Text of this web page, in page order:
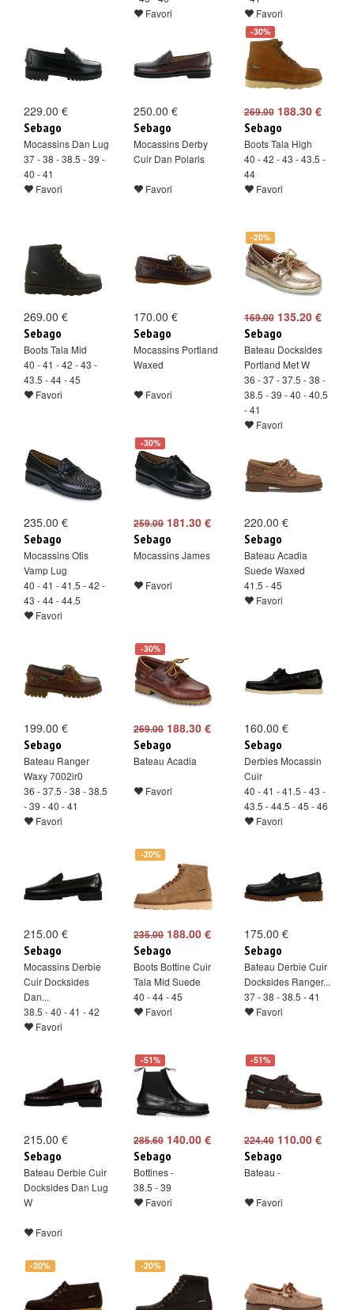
Favori
Favori
229.00 €
Sebago
Mocassins Dan Lug
37 - 38 - 38.5 - 39 -
40 - 41
Favori
250.00 €
Sebago
Mocassins Derby
Cuir Dan Polaris
Favori
-30%
269.00188.30 €
Sebago
Boots Tala High
40 - 42 - 43 - 43.5 -
44
Favori
269.00 €
Sebago
Boots Tala Mid
40 - 41 - 42 - 43 -
43.5 - 44 - 45
Favori
170.00 €
Sebago
Mocassins Portland
Waxed
Favori
-20%
169.00135.20 €
Sebago
Bateau Docksides
Portland Met W
36 - 37 - 37.5 - 38 -
38.5 - 39 - 40 - 40.5
- 41
Favori
235.00 €
Sebago
Mocassins Otis
Vamp Lug
40 - 41 - 41.5 - 42 -
43 - 44 - 44.5
Favori
-30%
259.00181.30 €
Sebago
Mocassins James
Favori
220.00 €
Sebago
Bateau Acadia
Suede Waxed
41.5 - 45
Favori
199.00 €
Sebago
Bateau Ranger
Waxy 7002ir0
36 - 37.5 - 38 - 38.5
- 39 - 40 - 41
Favori
-30%
269.00188.30 €
Sebago
Bateau Acadia
Favori
160.00 €
Sebago
Derbies Mocassin
Cuir
40 - 41 - 41.5 - 43 -
43.5 - 44.5 - 45 - 46
Favori
215.00 €
Sebago
Mocassins Derbie
Cuir Docksides
Dan...
38.5 - 40 - 41 - 42
Favori
-20%
235.00188.00 €
Sebago
Boots Bottine Cuir
Tala Mid Suede
40 - 44 - 45
Favori
175.00 €
Sebago
Bateau Derbie Cuir
Docksides Ranger...
37 - 38 - 38.5 - 41
Favori
215.00 €
Sebago
Bateau Derbie Cuir
Docksides Dan Lug
W
Favori
-51%
285.60140.00 €
Sebago
Bottines -
38.5 - 39
Favori
-51%
224.40110.00 €
Sebago
Bateau -
Favori
-20% -20%